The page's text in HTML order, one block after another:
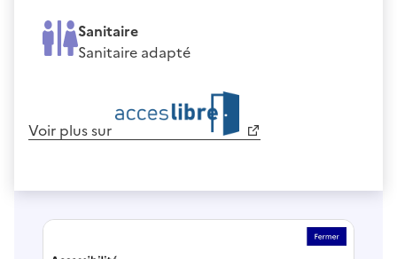
Sanitaire
Sanitaire adapté
Voir plus sur